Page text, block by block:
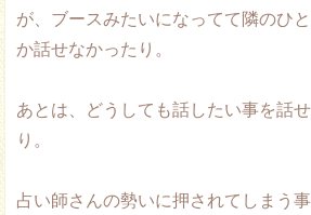
が、ブースみたいになってて隣のひ
か話せなかったり。
あとは、どうしても話したい事を話
り。
占い師さんの勢いに押されてしまう